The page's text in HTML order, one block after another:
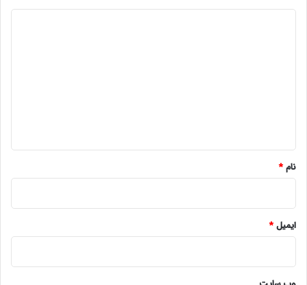
نام*
ایمیل*